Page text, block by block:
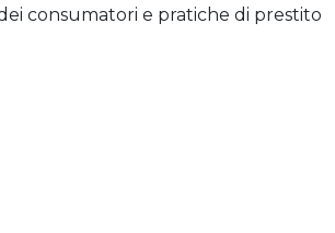
consumatori e pratiche di prestito